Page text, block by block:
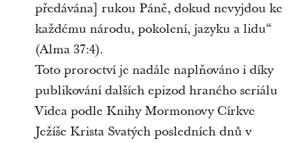
předávána] rukou Páně, dokud nevyjdou ke
každému národu, pokolení, jazyku a lidu“
(Alma 37:4).
Toto proroctví je nadále naplňováno i díky
publikování dalších epizod hraného seriálu
Videa podle Knihy Mormonovy Církve
Ježíše Krista Svatých posledních dnů v